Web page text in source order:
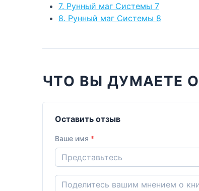
7. Рунный маг Системы 7
8. Рунный маг Системы 8
ЧТО ВЫ ДУМАЕТЕ
Оставить отзыв
Ваше имя *